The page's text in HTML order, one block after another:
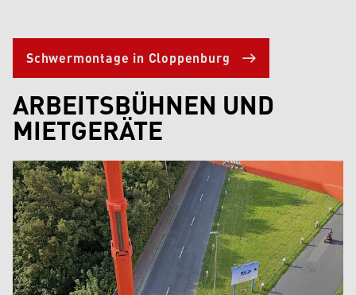
Schwermontage in Cloppenburg
ARBEITSBÜHNEN UND
MIETGERÄTE